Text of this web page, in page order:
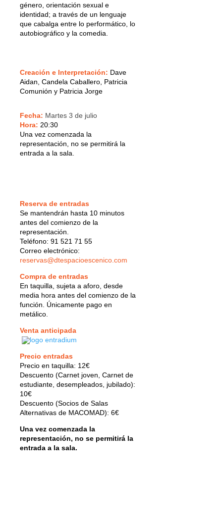
género, orientación sexual e
identidad; a través de un lenguaje
que cabalga entre lo performático, lo
autobiográfico y la comedia.
Creación e Interpretación: Dave
Aidan, Candela Caballero, Patricia
Comunión y Patricia Jorge
Fecha: Martes 3 de julio
Hora: 20:30
Una vez comenzada la
representación, no se permitirá la
entrada a la sala.
Reserva de entradas
Se mantendrán hasta 10 minutos
antes del comienzo de la
representación.
Teléfono: 91 521 71 55
Correo electrónico:
reservas@dtespacioescenico.com
Compra de entradas
En taquilla, sujeta a aforo, desde
media hora antes del comienzo de la
función. Únicamente pago en
metálico.
Venta anticipada
Precio entradas
Precio en taquilla: 12€
Descuento (Carnet joven, Carnet de
estudiante, desempleados, jubilado):
10€
Descuento (Socios de Salas
Alternativas de MACOMAD): 6€
Una vez comenzada la
representación, no se permitirá la
entrada a la sala.